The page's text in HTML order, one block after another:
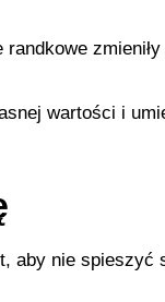
wartości i
nie